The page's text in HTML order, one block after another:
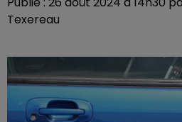
Texereau